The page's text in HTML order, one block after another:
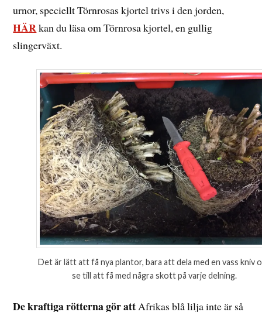
urnor, speciellt Törnrosas kjortel trivs i den jorden,
HÄRkan du läsa om Törnrosa kjortel, en gullig
slingerväxt.
Det är lätt att få nya plantor, bara att dela med en vass kniv
se till att få med några skott på varje delning.
De kraftiga rötterna gör attAfrikas blå lilja inte är så